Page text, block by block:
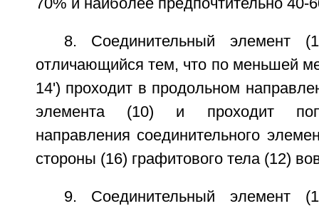
70% и наиболее предпочтительно 40-
8. Соединительный
отличающийся тем, что по меньшей
14') проходит в продольном
элемента (10) и проходит
направления соединительного
стороны (16) графитового тела (12)
9. Соединительный